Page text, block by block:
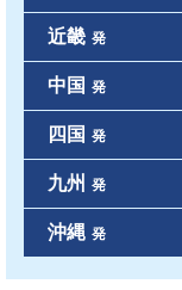
近畿 発
中国 発
四国 発
九州 発
沖縄 発